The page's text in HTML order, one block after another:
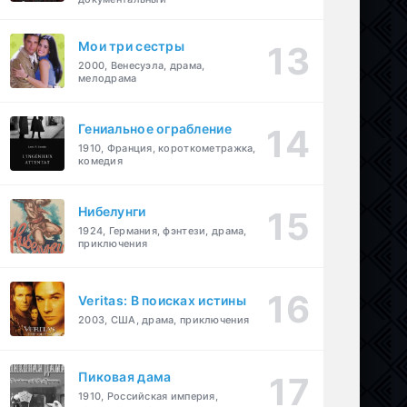
Мои три сестры
2000, Венесуэла, драма,
мелодрама
Гениальное ограбление
1910, Франция, короткометражка,
комедия
Нибелунги
1924, Германия, фэнтези, драма,
приключения
Veritas: В поисках истины
2003, США, драма, приключения
Пиковая дама
1910, Российская империя,